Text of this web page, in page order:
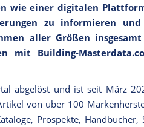
wie einer digitalen
zu informieren
aller Größen
mit Building-
abgelöst und ist seit März
von über 100
Prospekte, Handbücher,